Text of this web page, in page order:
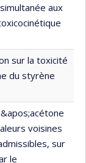
aux
sur la toxicité
du styrène
voisines
sur
le